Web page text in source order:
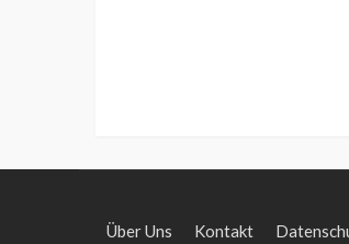
Über Uns Kontakt